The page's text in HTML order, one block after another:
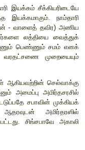
முயற்சிகள்
தயாள்தாஸ்
மது
நாம்தாரி இயக்கம்
சீர்திருத்த
(கிர்பான் - வாளைத்